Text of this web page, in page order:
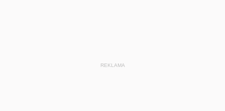
REKLAMA